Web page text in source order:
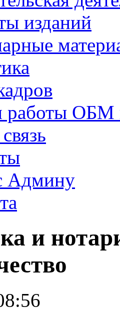
изданий
работы ОБМ
Админу
и